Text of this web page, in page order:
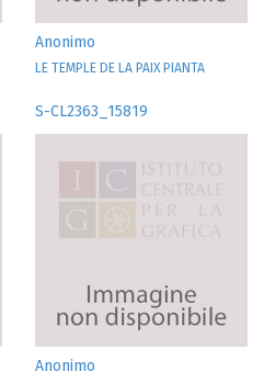
Anonimo
LE TEMPLE DE LA PAIX PIANTA
S-CL2363_15819
Anonimo